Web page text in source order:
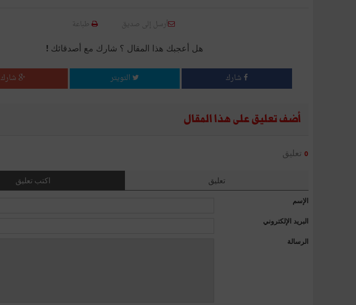
أرسل إلى صديق طباعة
هل أعجبك هذا المقال ؟ شارك مع أصدقائك !
شارك التويتر شارك
أضف تعليق على هذا المقال
0 تعليق
اكتب تعليق تعليق
الإسم
البريد الإلكتروني
الرسالة